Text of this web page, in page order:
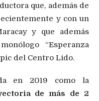
que, además de
y con un
y que además
“Esperanza
del Centro Lido.
en 2019 como la
de más de 2